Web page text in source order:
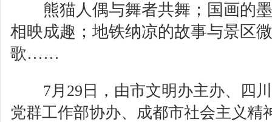
熊猫人偶与舞者共舞；国画的墨
相映成趣；地铁纳凉的故事与景区
歌……
7月29日，由市文明办主办、四
党群工作部协办、成都市社会主义精